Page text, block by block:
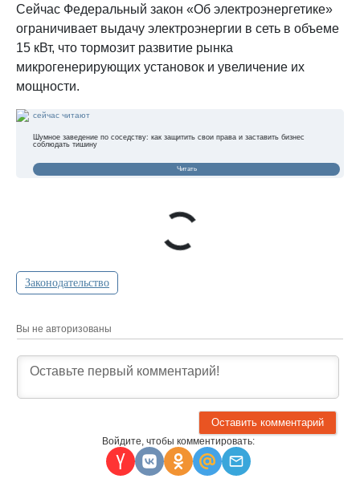
Сейчас Федеральный закон «Об электроэнергетике»
ограничивает выдачу электроэнергии в сеть в объеме
15 кВт, что тормозит развитие рынка
микрогенерирующих установок и увеличение их
мощности.
сейчас читают
Шумное заведение по соседству: как защитить свои права и заставить бизнес
соблюдать тишину
Читать
Законодательство
Вы не авторизованы
Войдите, чтобы комментировать: